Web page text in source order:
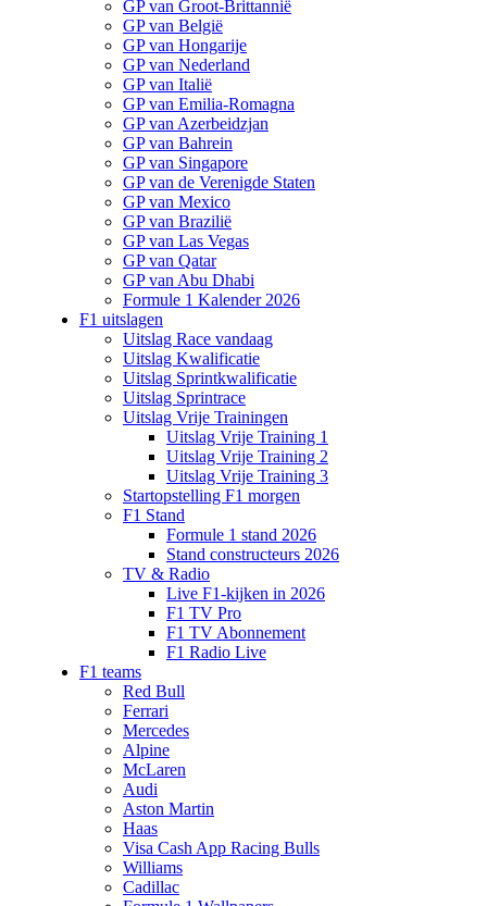
GP van Groot-Brittannië
GP van België
GP van Hongarije
GP van Nederland
GP van Italië
GP van Emilia-Romagna
GP van Azerbeidzjan
GP van Bahrein
GP van Singapore
GP van de Verenigde Staten
GP van Mexico
GP van Brazilië
GP van Las Vegas
GP van Qatar
GP van Abu Dhabi
Formule 1 Kalender 2026
F1 uitslagen
Uitslag Race vandaag
Uitslag Kwalificatie
Uitslag Sprintkwalificatie
Uitslag Sprintrace
Uitslag Vrije Trainingen
Uitslag Vrije Training 1
Uitslag Vrije Training 2
Uitslag Vrije Training 3
Startopstelling F1 morgen
F1 Stand
Formule 1 stand 2026
Stand constructeurs 2026
TV & Radio
Live F1-kijken in 2026
F1 TV Pro
F1 TV Abonnement
F1 Radio Live
F1 teams
Red Bull
Ferrari
Mercedes
Alpine
McLaren
Audi
Aston Martin
Haas
Visa Cash App Racing Bulls
Williams
Cadillac